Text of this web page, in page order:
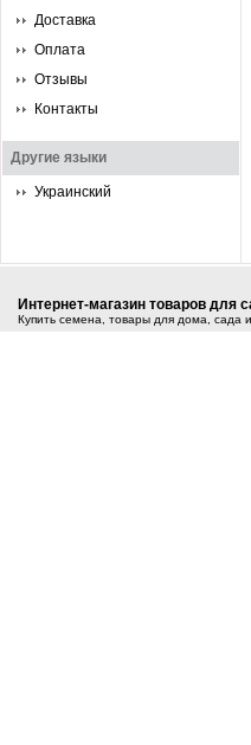
Доставка
Оплата
Отзывы
Контакты
Другие языки
Украинский
Интернет-магазин товаров для
Купить семена, товары для дома, сада